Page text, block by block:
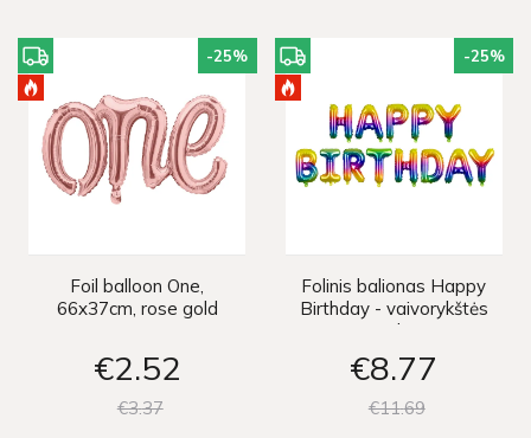
-25%
Foil balloon One,
66x37cm, rose gold
€2 52
€337
-25%
Folinis balionas Happy
Birthday - vaivorykštės
spalvų
€8 77
€1169